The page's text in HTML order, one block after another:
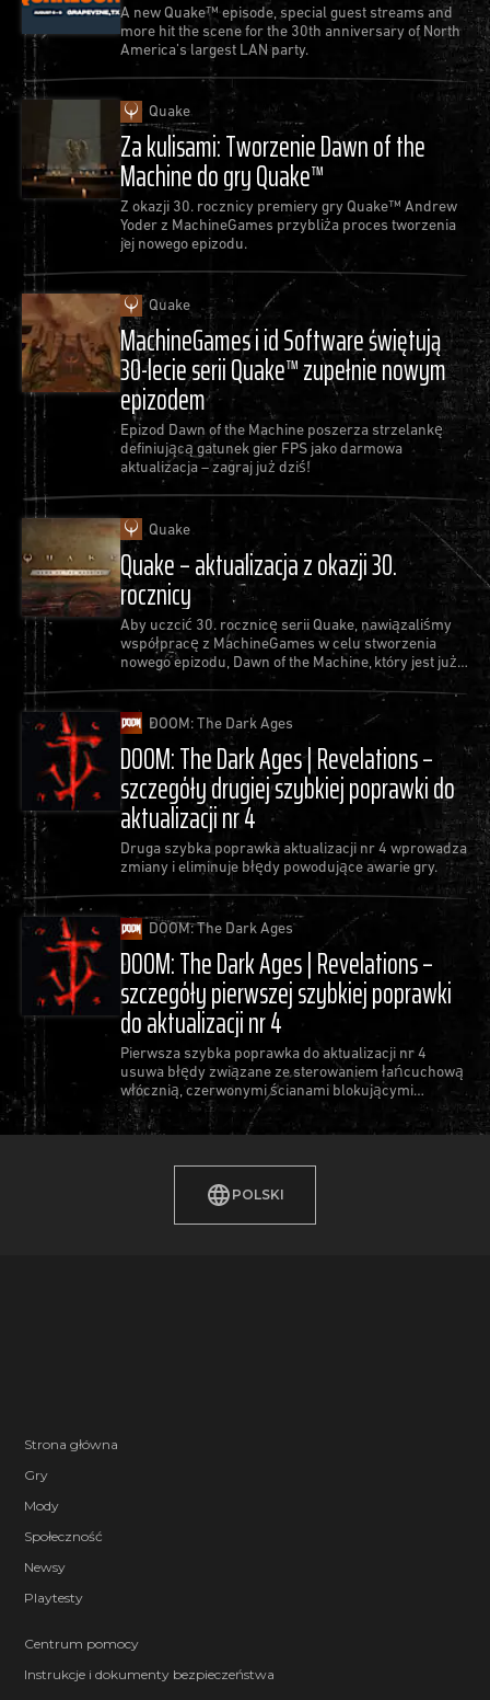
A new Quake™ episode, special guest streams and
more hit the scene for the 30th anniversary of North
America’s largest LAN party.
Quake
Za kulisami: Tworzenie Dawn of the
Machine do gry Quake™
Z okazji 30. rocznicy premiery gry Quake™ Andrew
Yoder z MachineGames przybliża proces tworzenia
jej nowego epizodu.
Quake
MachineGames i id Software świętują
30-lecie serii Quake™ zupełnie nowym
epizodem
Epizod Dawn of the Machine poszerza strzelankę
definiującą gatunek gier FPS jako darmowa
aktualizacja – zagraj już dziś!
Quake
Quake – aktualizacja z okazji 30.
rocznicy
Aby uczcić 30. rocznicę serii Quake, nawiązaliśmy
współpracę z MachineGames w celu stworzenia
nowego epizodu, Dawn of the Machine, który jest już
dostępny jako bezpłatna aktualizacja do gry Quake.
DOOM: The Dark Ages
DOOM: The Dark Ages | Revelations –
szczegóły drugiej szybkiej poprawki do
aktualizacji nr 4
Druga szybka poprawka aktualizacji nr 4 wprowadza
zmiany i eliminuje błędy powodujące awarie gry.
DOOM: The Dark Ages
DOOM: The Dark Ages | Revelations –
szczegóły pierwszej szybkiej poprawki
do aktualizacji nr 4
Pierwsza szybka poprawka do aktualizacji nr 4
usuwa błędy związane ze sterowaniem łańcuchową
włócznią, czerwonymi ścianami blokującymi
postępy oraz najczęstszymi awariami gry.
POLSKI
Strona główna
Gry
Mody
Społeczność
Newsy
Playtesty
Centrum pomocy
Instrukcje i dokumenty bezpieczeństwa